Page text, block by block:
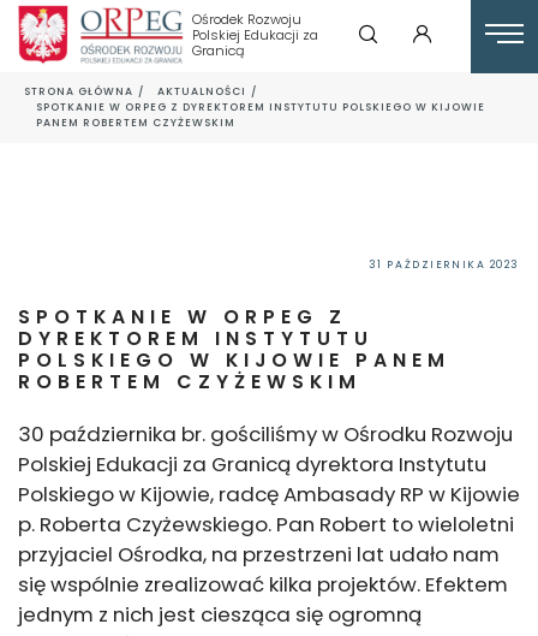
Ośrodek Rozwoju
Polskiej Edukacji za
Granicą
STRONA GŁÓWNA
AKTUALNOŚCI
SPOTKANIE W ORPEG Z DYREKTOREM INSTYTUTU POLSKIEGO W KIJOWIE
PANEM ROBERTEM CZYŻEWSKIM
SPOTKANIE W ORPEG Z
DYREKTOREM INSTYTUTU
POLSKIEGO W KIJOWIE PANEM
ROBERTEM CZYŻEWSKIM
31 PAŹDZIERNIKA 2023
30 października br. gościliśmy w Ośrodku Rozwoju
Polskiej Edukacji za Granicą dyrektora Instytutu
Polskiego w Kijowie, radcę Ambasady RP w Kijowie
p. Roberta Czyżewskiego. Pan Robert to wieloletni
przyjaciel Ośrodka, na przestrzeni lat udało nam
się wspólnie zrealizować kilka projektów. Efektem
jednym z nich jest ciesząca się ogromną